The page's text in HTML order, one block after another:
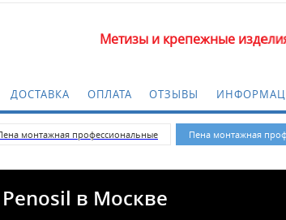
Метизы и крепежные изделия оптом.
ДОСТАВКА ОПЛАТА ОТЗЫВЫ
монтажная профессиональные Пена монтажная
в Москве